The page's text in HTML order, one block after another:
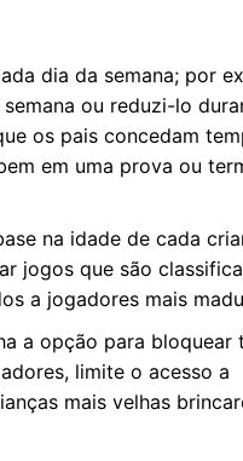
dia da semana; por
ou reduzi-lo
os pais concedam
em uma prova ou
na idade de cada
jogos que são
a jogadores mais
a opção para bloquear
limite o acesso a
mais velhas